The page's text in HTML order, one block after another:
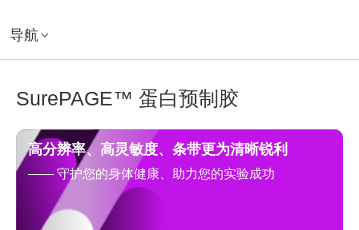
导航
SurePAGE™ 蛋白预制胶
高分辨率、高灵敏度、条带更为清晰锐利
—— 守护您的身体健康、助力您的实验成功